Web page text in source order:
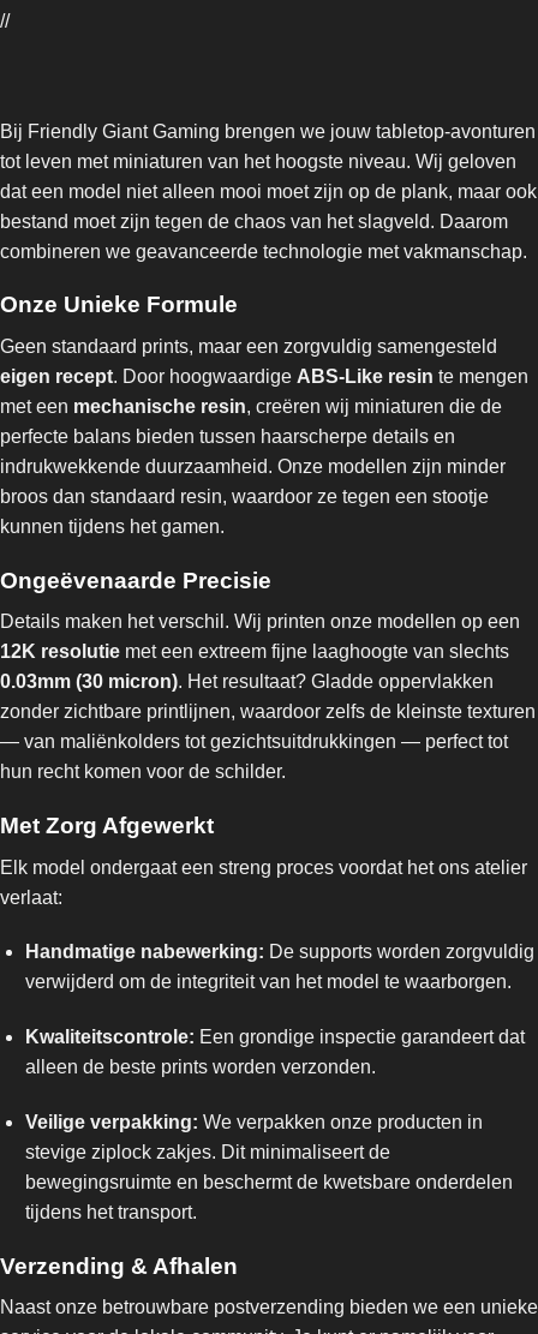
//
Bij Friendly Giant Gaming brengen we jouw tabletop-avonturen
tot leven met miniaturen van het hoogste niveau. Wij geloven
dat een model niet alleen mooi moet zijn op de plank, maar ook
bestand moet zijn tegen de chaos van het slagveld. Daarom
combineren we geavanceerde technologie met vakmanschap.
Onze Unieke Formule
Geen standaard prints, maar een zorgvuldig samengesteld
eigen recept. Door hoogwaardige ABS-Like resin te mengen
met een mechanische resin, creëren wij miniaturen die de
perfecte balans bieden tussen haarscherpe details en
indrukwekkende duurzaamheid. Onze modellen zijn minder
broos dan standaard resin, waardoor ze tegen een stootje
kunnen tijdens het gamen.
Ongeëvenaarde Precisie
Details maken het verschil. Wij printen onze modellen op een
12K resolutie met een extreem fijne laaghoogte van slechts
0.03mm (30 micron). Het resultaat? Gladde oppervlakken
zonder zichtbare printlijnen, waardoor zelfs de kleinste texturen
— van maliënkolders tot gezichtsuitdrukkingen — perfect tot
hun recht komen voor de schilder.
Met Zorg Afgewerkt
Elk model ondergaat een streng proces voordat het ons atelier
verlaat:
Handmatige nabewerking: De supports worden zorgvuldig
verwijderd om de integriteit van het model te waarborgen.
Kwaliteitscontrole: Een grondige inspectie garandeert dat
alleen de beste prints worden verzonden.
Veilige verpakking: We verpakken onze producten in
stevige ziplock zakjes. Dit minimaliseert de
bewegingsruimte en beschermt de kwetsbare onderdelen
tijdens het transport.
Verzending & Afhalen
Naast onze betrouwbare postverzending bieden we een unieke